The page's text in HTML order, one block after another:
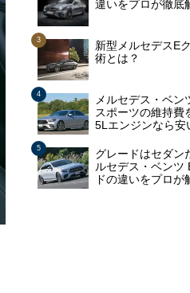
違いをプロが徹底
新型メルセデスE
術とは？
メルセデス・ベン
スポーツの維持費
5Lエンジンなら安
グレードはセダン
ルセデス・ベンツ
ドの違いをプロが